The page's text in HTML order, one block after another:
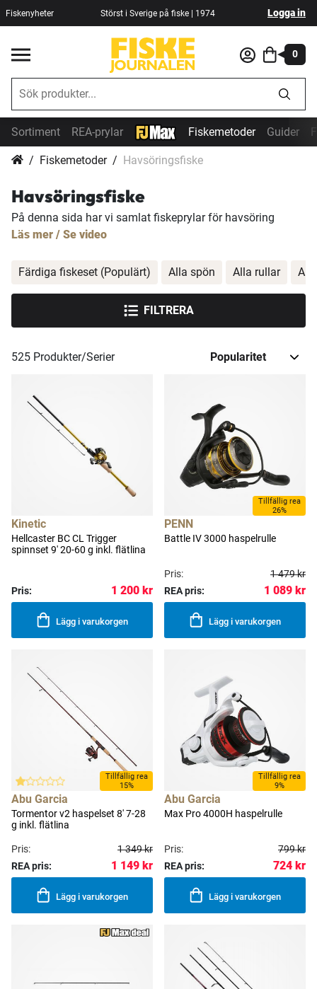
Fiskenyheter Störst i Sverige på fiske | 1974 Logga in
0
Sortiment REA-prylar Fiskemetoder Guider
Fiskemetoder Havsöringsfiske
Havsöringsfiske
På denna sida har vi samlat fiskeprylar för havsöring
Läs mer / Se video
525 Produkter/Serier
Kinetic
Hellcaster BC CL Trigger
spinnset 9' 20-60 g inkl. flätlina
Pris: 1 200 kr
Lägg i varukorgen
Tillfällig rea
26%
PENN
Battle IV 3000 haspelrulle
Pris:
1 479 kr
REA pris:
1 089 kr
Lägg i varukorgen
Tillfällig rea
15%
Abu Garcia
Tormentor v2 haspelset 8' 7-28
g inkl. flätlina
Pris:
1 349 kr
REA pris:
1 149 kr
Lägg i varukorgen
Tillfällig rea
9%
Abu Garcia
Max Pro 4000H haspelrulle
Pris:
799 kr
REA pris:
724 kr
Lägg i varukorgen
Färdiga fiskeset (Populärt) Alla spön Alla rullar
FILTRERA